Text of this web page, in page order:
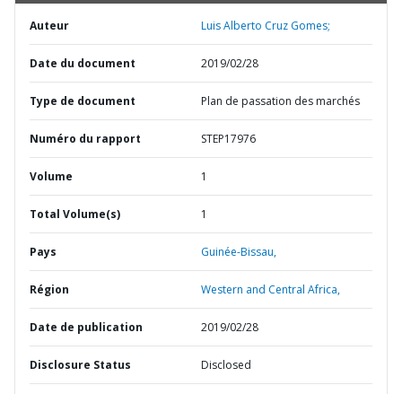
Auteur Luis Alberto Cruz Gomes;
Date du document 2019/02/28
Type de document Plan de passation des marchés
Numéro du rapport STEP17976
Volume 1
Total Volume(s) 1
Pays Guinée-Bissau,
Région Western and Central Africa,
Date de publication 2019/02/28
Disclosure Status Disclosed